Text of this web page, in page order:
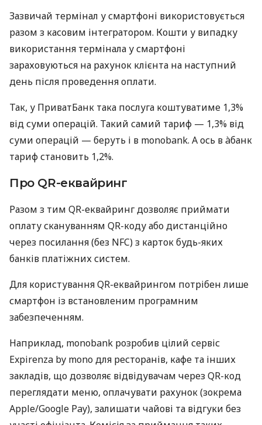
Зазвичай термінал у смартфоні використовується
разом з касовим інтегратором. Кошти у випадку
використання термінала у смартфоні
зараховуються на рахунок клієнта на наступний
день після проведення оплати.
Так, у ПриватБанк така послуга коштуватиме 1,3%
від суми операцій. Такий самий тариф — 1,3% від
суми операцій — беруть і в monobank. А ось в àбанк
тариф становить 1,2%.
Про QR-еквайринг
Разом з тим QR-еквайринг дозволяє приймати
оплату скануванням QR-коду або дистанційно
через посилання (без NFC) з карток будь-яких
банків платіжних систем.
Для користування QR-еквайрингом потрібен лише
смартфон із встановленим програмним
забезпеченням.
Наприклад, monobank розробив цілий сервіс
Expirenza by mono для ресторанів, кафе та інших
закладів, що дозволяє відвідувачам через QR-код
переглядати меню, оплачувати рахунок (зокрема
Apple/Google Pay), залишати чайові та відгуки без